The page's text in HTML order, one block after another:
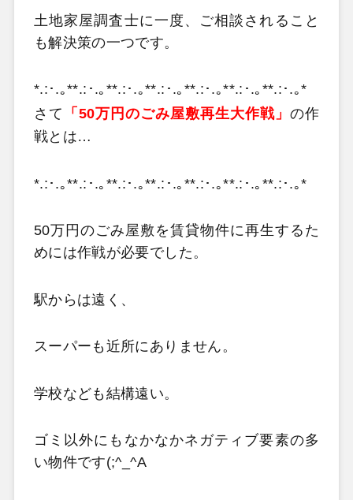
土地家屋調査士に一度、ご相談されること
も解決策の一つです。
*.:･.｡**.:･.｡**.:･.｡**.:･.｡**.:･.｡**.:･.｡**.:･.｡*
さて
「50万円のごみ屋敷再生大作戦」 の作
戦とは…
*.:･.｡**.:･.｡**.:･.｡**.:･.｡**.:･.｡**.:･.｡**.:･.｡*
50万円のごみ屋敷を賃貸物件に再生するた
めには作戦が必要でした。
駅からは遠く、
スーパーも近所にありません。
学校なども結構遠い。
ゴミ以外にもなかなかネガティブ要素の多
い物件です(;^_^A